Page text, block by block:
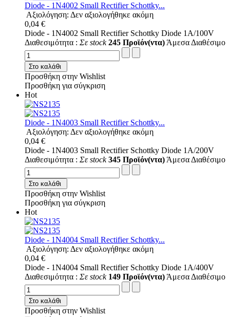
Diode - 1N4002 Small Rectifier Schottky...
Αξιολόγηση: Δεν αξιολογήθηκε ακόμη
0,04 €
Diode - 1N4002 Small Rectifier Schottky Diode 1A/100V
Διαθεσιμότητα : Σε stock 245 Προϊόν(ντα) Άμεσα Διαθέσιμο
Στο καλάθι
Προσθήκη στην Wishlist
Προσθήκη για σύγκριση
Hot
Diode - 1N4003 Small Rectifier Schottky...
Αξιολόγηση: Δεν αξιολογήθηκε ακόμη
0,04 €
Diode - 1N4003 Small Rectifier Schottky Diode 1A/200V
Διαθεσιμότητα : Σε stock 345 Προϊόν(ντα) Άμεσα Διαθέσιμο
Στο καλάθι
Προσθήκη στην Wishlist
Προσθήκη για σύγκριση
Hot
Diode - 1N4004 Small Rectifier Schottky...
Αξιολόγηση: Δεν αξιολογήθηκε ακόμη
0,04 €
Diode - 1N4004 Small Rectifier Schottky Diode 1A/400V
Διαθεσιμότητα : Σε stock 149 Προϊόν(ντα) Άμεσα Διαθέσιμο
Στο καλάθι
Προσθήκη στην Wishlist